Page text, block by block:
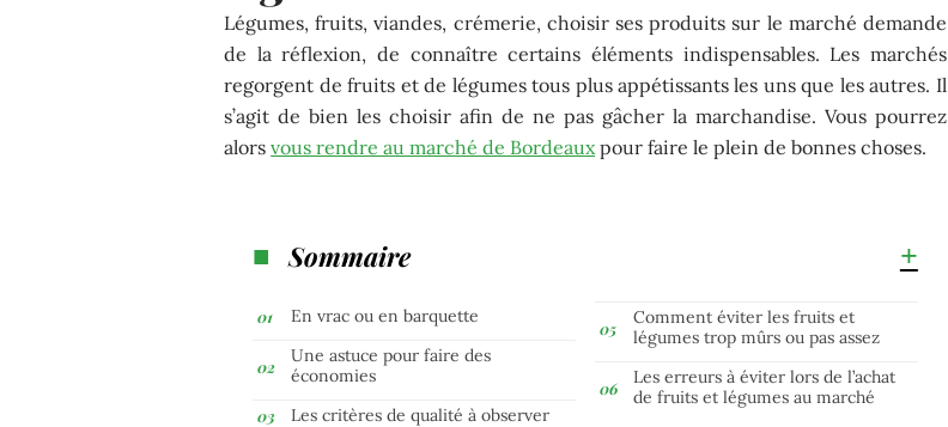
Légumes, fruits, viandes, crémerie, choisir ses produits sur le marché demande
de la réflexion, de connaître certains éléments indispensables. Les marchés
regorgent de fruits et de légumes tous plus appétissants les uns que les autres. Il
s’agit de bien les choisir afin de ne pas gâcher la marchandise. Vous pourrez
alorsvous rendre au marché de Bordeaux pour faire le plein de bonnes choses.
Sommaire
En vrac ou en barquette
Une astuce pour faire des
économies
Les critères de qualité à observer
Comment éviter les fruits et
légumes trop mûrs ou pas assez
Les erreurs à éviter lors de l’achat
de fruits et légumes au marché